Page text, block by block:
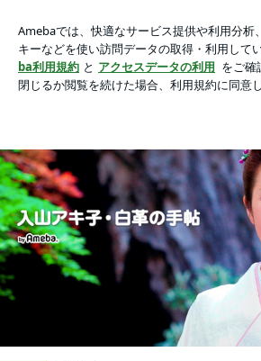
アプリをダウンロードして ブログの更新通知
ょう。